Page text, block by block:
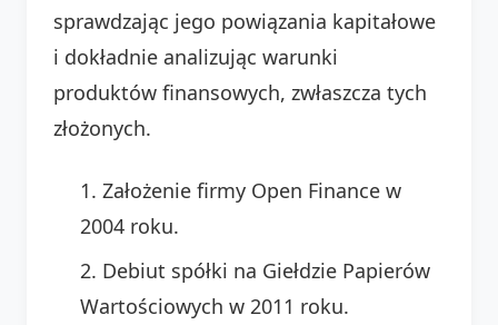
sprawdzając jego powiązania kapitałowe
i dokładnie analizując warunki
produktów finansowych, zwłaszcza tych
złożonych.
Założenie firmy Open Finance w
2004 roku.
Debiut spółki na Giełdzie Papierów
Wartościowych w 2011 roku.